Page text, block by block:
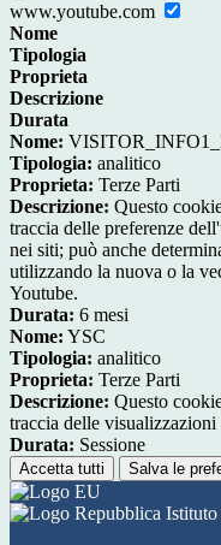
www.youtube.com
Nome
Tipologia
Proprieta
Descrizione
Durata
Nome:
Tipologia: analitico
Proprieta: Terze Parti
Descrizione: Questo
traccia delle preferenze
nei siti; può anche
utilizzando la nuova o la
Youtube.
Durata: 6 mesi
Nome: YSC
Tipologia: analitico
Proprieta: Terze Parti
Descrizione: Questo
traccia delle
Durata: Sessione
Accetta tutti Salva le
Istituto